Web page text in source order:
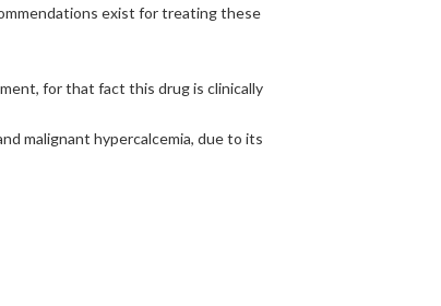
exist for treating these
for that fact this drug is clinically
malignant hypercalcemia, due to its